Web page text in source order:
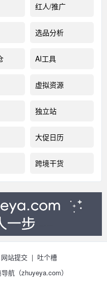
红人/推广
选品分析
AI工具
虚拟资源
独立站
大促日历
跨境干货
网站提交 | 吐个槽
航（zhuyeya.com）